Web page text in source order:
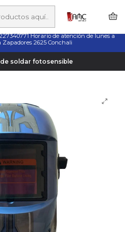
| Venta, Arriendo y Servicio
Horario de atención de lunes a
Zapadores 2625 Conchali
de soldar fotosensible